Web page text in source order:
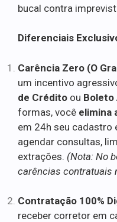
bucal contra
Diferenciais
Carência Zero (O
um incentivo
de Crédito ou Boleto
formas, você elimina
em 24h seu cadastro
agendar consultas,
extrações. (Nota: No
carências contratuais
Contratação 100%
receber corretor em